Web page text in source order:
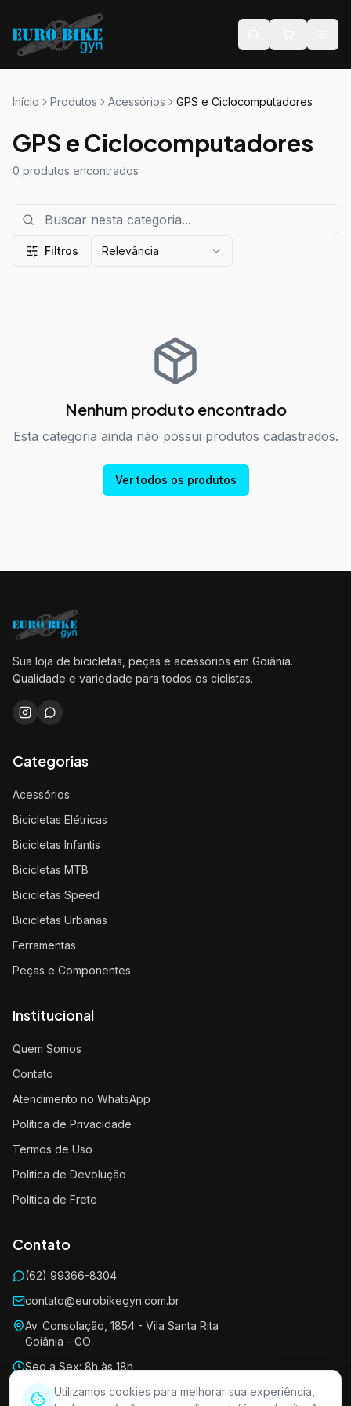
Início Produtos Acessórios GPS e Ciclocomputadores
GPS e Ciclocomputadores
0 produtos encontrados
Filtros Relevância
Nenhum produto encontrado
Esta categoria ainda não possui produtos cadastrados.
Ver todos os produtos
Sua loja de bicicletas, peças e acessórios em Goiânia.
Qualidade e variedade para todos os ciclistas.
Categorias
Acessórios
Bicicletas Elétricas
Bicicletas Infantis
Bicicletas MTB
Bicicletas Speed
Bicicletas Urbanas
Ferramentas
Peças e Componentes
Institucional
Quem Somos
Contato
Atendimento no WhatsApp
Política de Privacidade
Termos de Uso
Política de Devolução
Política de Frete
Contato
(62) 99366-8304
contato@eurobikegyn.com.br
Av. Consolação, 1854 - Vila Santa Rita
Goiânia - GO
Seg a Sex: 8h às 18h
Sáb: 8h às 13h
Utilizamos cookies para melhorar sua experiência,